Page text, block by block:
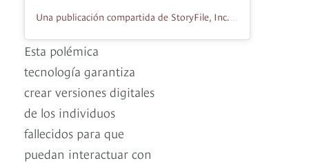
Esta polémica
tecnología garantiza
crear versiones digitales
de los individuos
fallecidos para que
puedan interactuar con